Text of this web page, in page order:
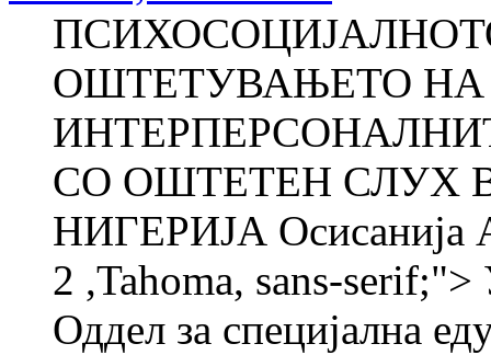
ОШТЕТУВАЊЕТО НА
СО ОШТЕТЕН СЛУХ
НИГЕРИЈА
2 ,Tahoma, sans-
Оддел за специјална